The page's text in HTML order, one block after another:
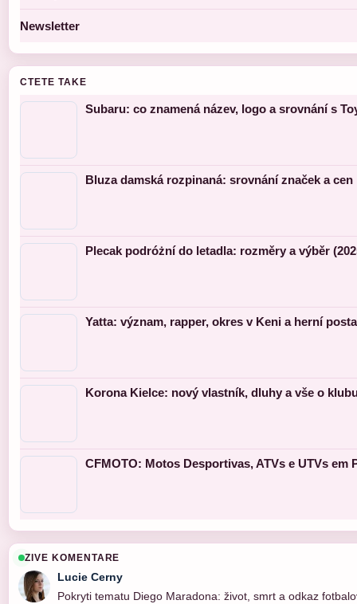
Newsletter
CTETE TAKE
Subaru: co znamená název, logo a srovnání s
Bluza damská rozpinaná: srovnání značek a cen
Plecak podróżní do letadla: rozměry a výběr
Yatta: význam, rapper, okres v Keni a herní
Korona Kielce: nový vlastník, dluhy a vše o
CFMOTO: Motos Desportivas, ATVs e UTVs em
ZIVE KOMENTARE
Lucie Cerny
Pokryti tematu Diego Maradona: život, smrt a odkaz